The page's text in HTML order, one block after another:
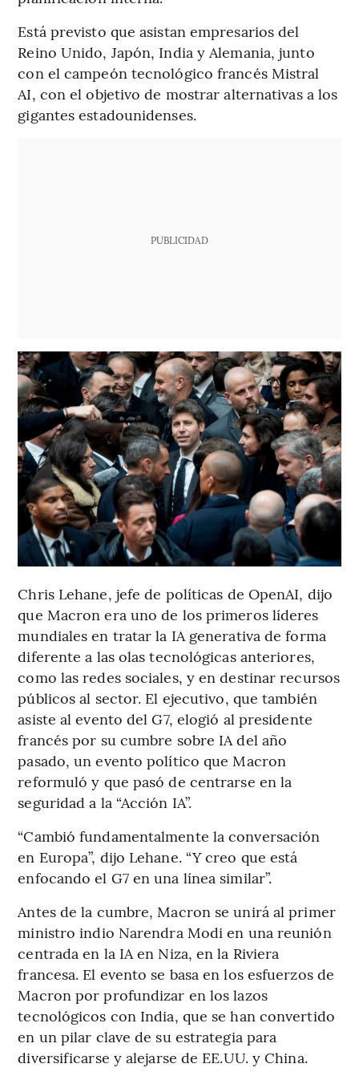
Está previsto que asistan empresarios del
Reino Unido, Japón, India y Alemania, junto
con el campeón tecnológico francés Mistral
AI, con el objetivo de mostrar alternativas a los
gigantes estadounidenses.
PUBLICIDAD
Chris Lehane, jefe de políticas de OpenAI, dijo
que Macron era uno de los primeros líderes
mundiales en tratar la IA generativa de forma
diferente a las olas tecnológicas anteriores,
como las redes sociales, y en destinar recursos
públicos al sector. El ejecutivo, que también
asiste al evento del G7, elogió al presidente
francés por su cumbre sobre IA del año
pasado, un evento político que Macron
reformuló y que pasó de centrarse en la
seguridad a la “Acción IA”.
“Cambió fundamentalmente la conversación
en Europa”, dijo Lehane. “Y creo que está
enfocando el G7 en una línea similar”.
Antes de la cumbre, Macron se unirá al primer
ministro indio Narendra Modi en una reunión
centrada en la IA en Niza, en la Riviera
francesa. El evento se basa en los esfuerzos de
Macron por profundizar en los lazos
tecnológicos con India, que se han convertido
en un pilar clave de su estrategia para
diversificarse y alejarse de EE.UU. y China.